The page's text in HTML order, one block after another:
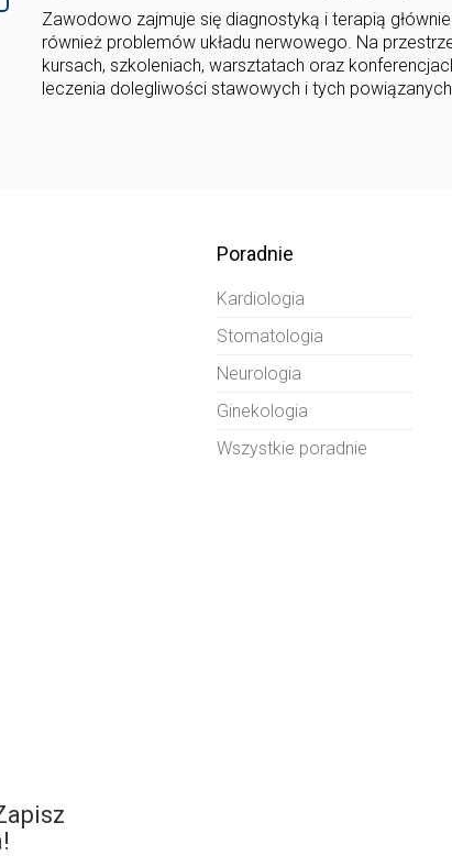
Zawodowo zajmuje się diagnostyką i terapią
również problemów układu nerwowego. Na
kursach, szkoleniach, warsztatach oraz
leczenia dolegliwości stawowych i tych powiązanych
Poradnie
Kardiologia
Stomatologia
Neurologia
Ginekologia
Wszystkie poradnie